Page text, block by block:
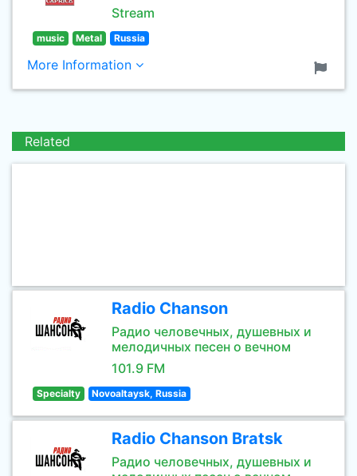
Stream
music Metal Russia
More Information
Related
Radio Chanson
Радио человечных, душевных и
мелодичных песен о вечном
101.9 FM
Specialty Novoaltaysk, Russia
Radio Chanson Bratsk
Радио человечных, душевных и